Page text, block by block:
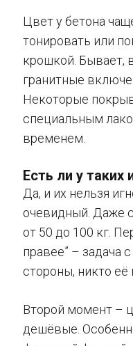
Цвет у бетона
тонировать или
крошкой. Бывает,
гранитные
Некоторые
специальным
временем.
Есть ли у
Да, и их нельзя
очевидный. Даже
от 50 до 100 кг.
правее” – задача
стороны, никто её
Второй момент –
дешёвые.